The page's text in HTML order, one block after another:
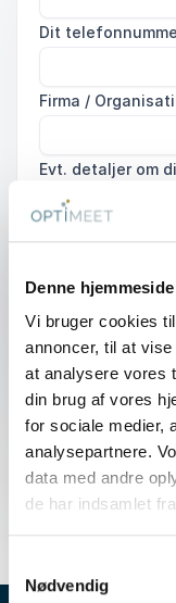
Denne
Vi bruger cookies
annoncer, til at
at analysere vores
din brug af vores
for sociale medier,
analysepartnere.
data med andre
de har indsamlet
Nødvendig
Dit
Firma /
Evt. detaljer om